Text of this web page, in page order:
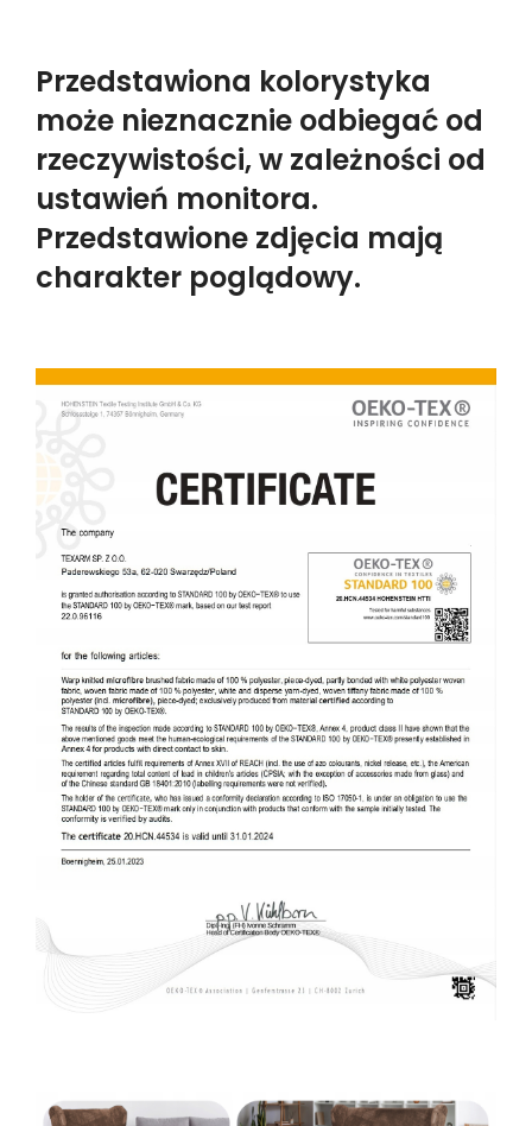
Przedstawiona kolorystyka
może nieznacznie odbiegać od
rzeczywistości, w zależności od
ustawień monitora.
Przedstawione zdjęcia mają
charakter poglądowy.